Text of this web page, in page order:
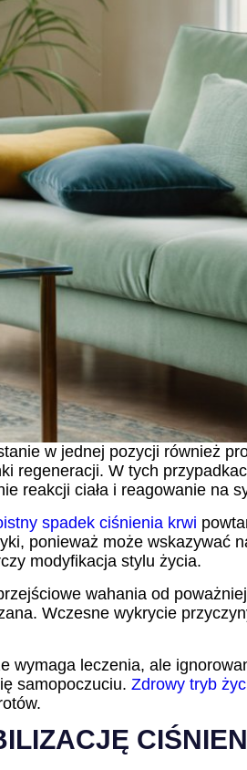
w jednej pozycji również
regeneracji. W tych
reakcji ciała i reagowanie na
spadek ciśnienia krwi
ponieważ może
modyfikacja stylu życia.
wahania od
Wczesne wykrycie
wymaga leczenia, ale
samopoczuciu. Zdrowy tryb